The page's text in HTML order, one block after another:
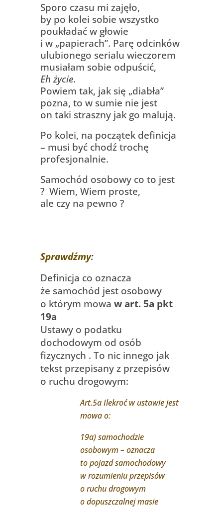
Sporo czasu mi zajęło,
by po kolei sobie wszystko
poukładać w głowie
i w „papierach”. Parę odcinków
ulubionego serialu wieczorem
musiałam sobie odpuścić,
Eh życie.
Powiem tak, jak się „diabła”
pozna, to w sumie nie jest
on taki straszny jak go malują.
Po kolei, na początek definicja
– musi być chodź trochę
profesjonalnie.
Samochód osobowy co to jest
? Wiem, Wiem proste,
ale czy na pewno ?
Sprawdźmy:
Definicja co oznacza
że samochód jest osobowy
o którym mowa w art. 5a pkt
19a
Ustawy o podatku
dochodowym od osób
fizycznych . To nic innego jak
tekst przepisany z przepisów
o ruchu drogowym:
Art.5a Ilekroć w ustawie jest
mowa o:
19a) samochodzie
osobowym – oznacza
to pojazd samochodowy
w rozumieniu przepisów
o ruchu drogowym
o dopuszczalnej masie